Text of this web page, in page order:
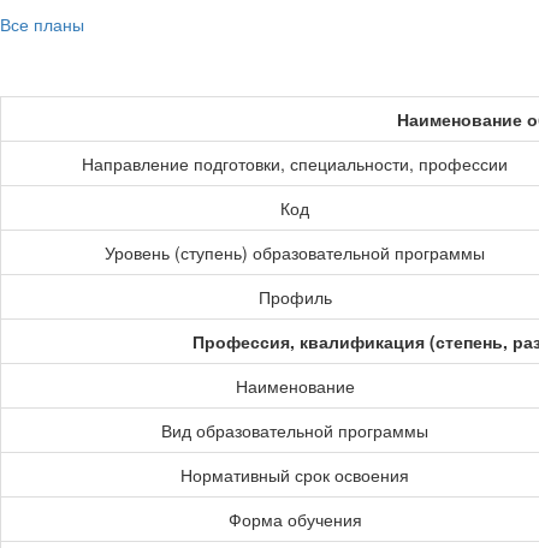
Все планы
Наименование
Направление подготовки, специальности, профессии
Код
Уровень (ступень) образовательной программы
Профиль
Профессия, квалификация (степень,
Наименование
Вид образовательной программы
Нормативный срок освоения
Форма обучения